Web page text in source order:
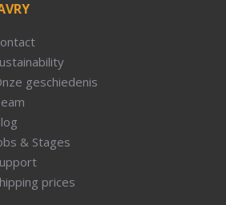
geschiedenis
& Stages
prices